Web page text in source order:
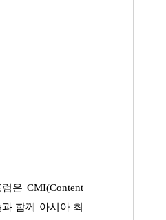
은 CMI(Content
함께 아시아 최